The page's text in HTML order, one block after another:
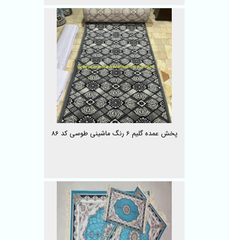
پخش عمده گلیم 6 رنگ ماشینی طوسی کد 86